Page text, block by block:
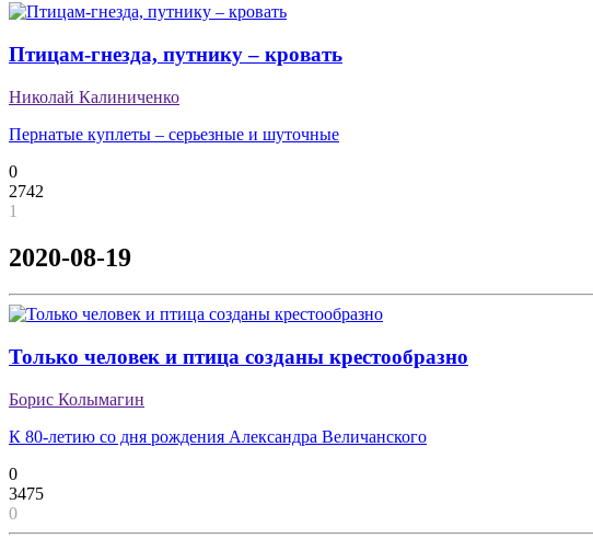
Птицам-гнезда, путнику – кровать
Николай Калиниченко
Пернатые куплеты – серьезные и шуточные
0
2742
1
2020-08-19
Только человек и птица созданы крестообразно
Борис Колымагин
К 80-летию со дня рождения Александра Величанского
0
3475
0